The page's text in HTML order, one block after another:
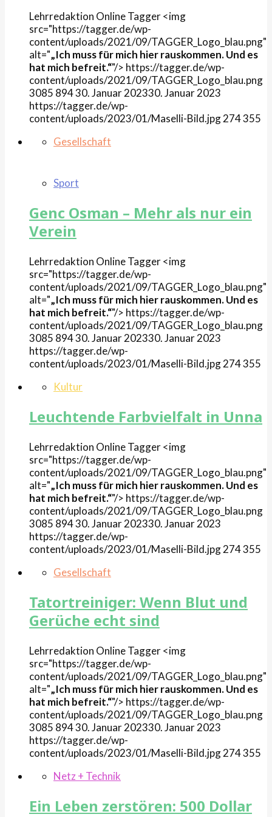
Lehrredaktion OnlineTagger<img
src="https://tagger.de/wp-
content/uploads/2021/09/TAGGER_Logo_blau.png"
alt="„Ich muss für mich hier rauskommen. Und es
hat mich befreit.“"/> https://tagger.de/wp-
content/uploads/2021/09/TAGGER_Logo_blau.png
3085 89430. Januar 202330. Januar 2023
https://tagger.de/wp-
content/uploads/2023/01/Maselli-Bild.jpg274355
Gesellschaft
Sport
Genc Osman – Mehr als nur ein
Verein
Lehrredaktion OnlineTagger<img
src="https://tagger.de/wp-
content/uploads/2021/09/TAGGER_Logo_blau.png"
alt="„Ich muss für mich hier rauskommen. Und es
hat mich befreit.“"/> https://tagger.de/wp-
content/uploads/2021/09/TAGGER_Logo_blau.png
3085 89430. Januar 202330. Januar 2023
https://tagger.de/wp-
content/uploads/2023/01/Maselli-Bild.jpg274355
Kultur
Leuchtende Farbvielfalt in Unna
Lehrredaktion OnlineTagger<img
src="https://tagger.de/wp-
content/uploads/2021/09/TAGGER_Logo_blau.png"
alt="„Ich muss für mich hier rauskommen. Und es
hat mich befreit.“"/> https://tagger.de/wp-
content/uploads/2021/09/TAGGER_Logo_blau.png
3085 89430. Januar 202330. Januar 2023
https://tagger.de/wp-
content/uploads/2023/01/Maselli-Bild.jpg274355
Gesellschaft
Tatortreiniger: Wenn Blut und
Gerüche echt sind
Lehrredaktion OnlineTagger<img
src="https://tagger.de/wp-
content/uploads/2021/09/TAGGER_Logo_blau.png"
alt="„Ich muss für mich hier rauskommen. Und es
hat mich befreit.“"/> https://tagger.de/wp-
content/uploads/2021/09/TAGGER_Logo_blau.png
3085 89430. Januar 202330. Januar 2023
https://tagger.de/wp-
content/uploads/2023/01/Maselli-Bild.jpg274355
Netz + Technik
Ein Leben zerstören: 500 Dollar